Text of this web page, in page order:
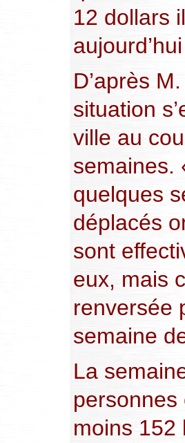
12 dollars
D’après
situation
ville au
semaines.
quelques
déplacés
sont
eux, mais
renversée
semaine
La
moins 152